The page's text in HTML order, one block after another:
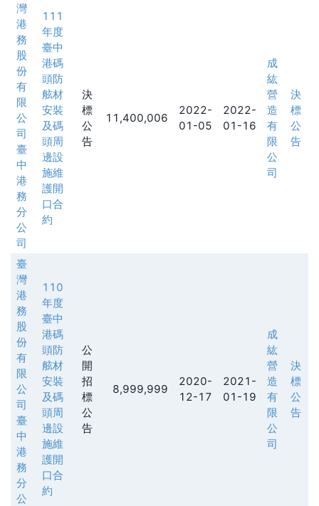
灣
港
務
股
份
有
限
公
司
臺
中
港
務
分
公
司
111
年度
臺中
港碼
頭防
舷材
安裝
及碼
頭周
邊設
施維
護開
口合
約
決
標
公
告
11,400,006
2022-
01-05
2022-
01-16
成
紘
營
造
有
限
公
司
決
標
公
告
臺
灣
港
務
股
份
有
限
公
司
臺
中
港
務
分
公
110
年度
臺中
港碼
頭防
舷材
安裝
及碼
頭周
邊設
施維
護開
口合
約
公
開
招
標
公
告
8,999,999
2020-
12-17
2021-
01-19
成
紘
營
造
有
限
公
司
決
標
公
告